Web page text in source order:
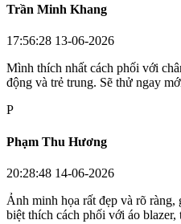
Gửi bình luận
N
Nguyễn Thị Lan Anh
Bài viết rất hữu ích! Mình luôn
chân váy dài sao cho không bị
ơn Maison Online nhiều nhé!
T